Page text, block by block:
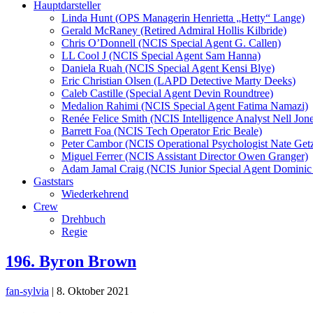
Hauptdarsteller
Linda Hunt (OPS Managerin Henrietta „Hetty“ Lange)
Gerald McRaney (Retired Admiral Hollis Kilbride)
Chris O’Donnell (NCIS Special Agent G. Callen)
LL Cool J (NCIS Special Agent Sam Hanna)
Daniela Ruah (NCIS Special Agent Kensi Blye)
Eric Christian Olsen (LAPD Detective Marty Deeks)
Caleb Castille (Special Agent Devin Roundtree)
Medalion Rahimi (NCIS Special Agent Fatima Namazi)
Renée Felice Smith (NCIS Intelligence Analyst Nell
Barrett Foa (NCIS Tech Operator Eric Beale)
Peter Cambor (NCIS Operational Psychologist Nate
Miguel Ferrer (NCIS Assistant Director Owen Granger)
Adam Jamal Craig (NCIS Junior Special Agent
Gaststars
Wiederkehrend
Crew
Drehbuch
Regie
196. Byron Brown
fan-sylvia | 8. Oktober 2021